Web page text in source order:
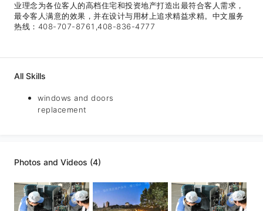
业理念为各位客人的高档住宅和投资地产打造出最符合客人需求，
最令客人满意的效果，并在设计与用材上追求精益求精。中文服务
热线：408-707-8761,408-836-4777
All Skills
windows and doors
replacement
Photos and Videos (4)